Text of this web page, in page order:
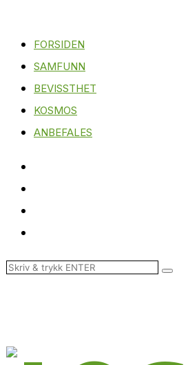
FORSIDEN
SAMFUNN
BEVISSTHET
KOSMOS
ANBEFALES